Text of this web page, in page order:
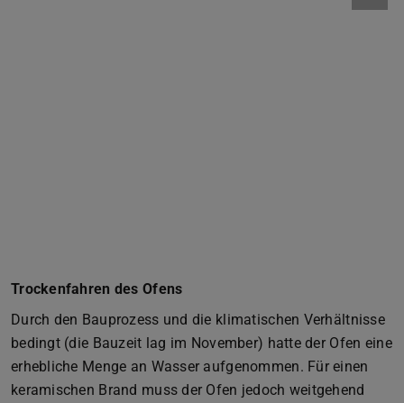
Trockenfahren des Ofens
Durch den Bauprozess und die klimatischen Verhältnisse
bedingt (die Bauzeit lag im November) hatte der Ofen eine
erhebliche Menge an Wasser aufgenommen. Für einen
keramischen Brand muss der Ofen jedoch weitgehend